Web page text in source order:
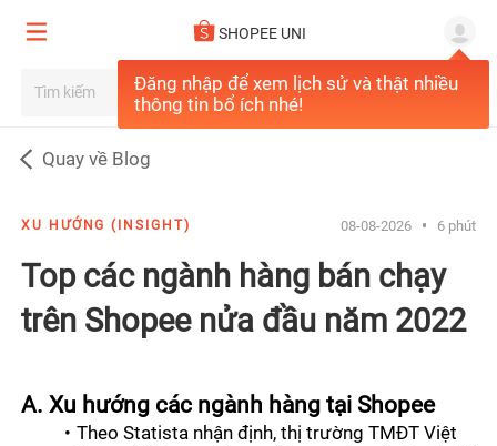
SHOPEE UNI
Đăng nhập để xem lịch sử và thật nhiều
thông tin bổ ích nhé!
Quay về Blog
XU HƯỚNG (INSIGHT) 08-08-2026 6 phút
Top các ngành hàng bán chạy
trên Shopee nửa đầu năm 2022
A. Xu hướng các ngành hàng tại Shopee
Theo Statista nhận định, thị trường TMĐT Việt